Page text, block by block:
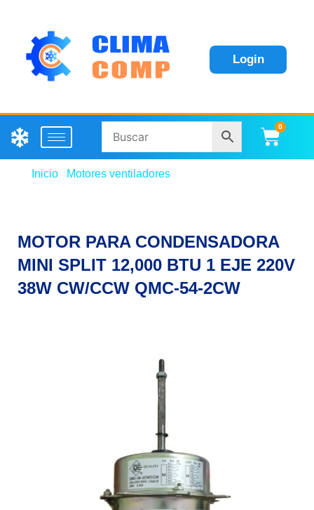
Login
0
Inicio Motores ventiladores
MOTOR PARA CONDENSADORA
MINI SPLIT 12,000 BTU 1 EJE 220V
38W CW/CCW QMC-54-2CW